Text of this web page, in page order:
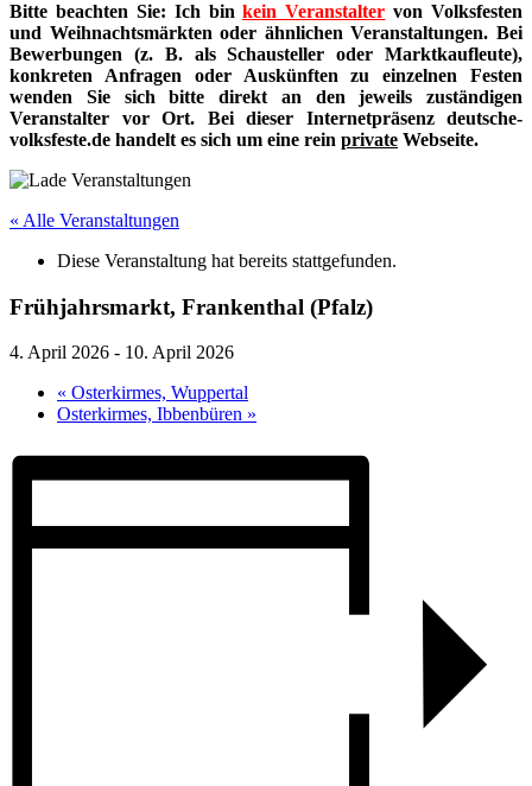
Bitte beachten Sie: Ich binkein Veranstalter von Volksfesten
und Weihnachtsmärkten oder ähnlichen Veranstaltungen. Bei
Bewerbungen (z. B. als Schausteller oder Marktkaufleute),
konkreten Anfragen oder Auskünften zu einzelnen Festen
wenden Sie sich bitte direkt an den jeweils zuständigen
Veranstalter vor Ort. Bei dieser Internetpräsenz deutsche-
volksfeste.de handelt es sich um eine rein private Webseite.
« Alle Veranstaltungen
Diese Veranstaltung hat bereits stattgefunden.
Frühjahrsmarkt, Frankenthal (Pfalz)
4. April 2026 - 10. April 2026
« Osterkirmes, Wuppertal
Osterkirmes, Ibbenbüren »